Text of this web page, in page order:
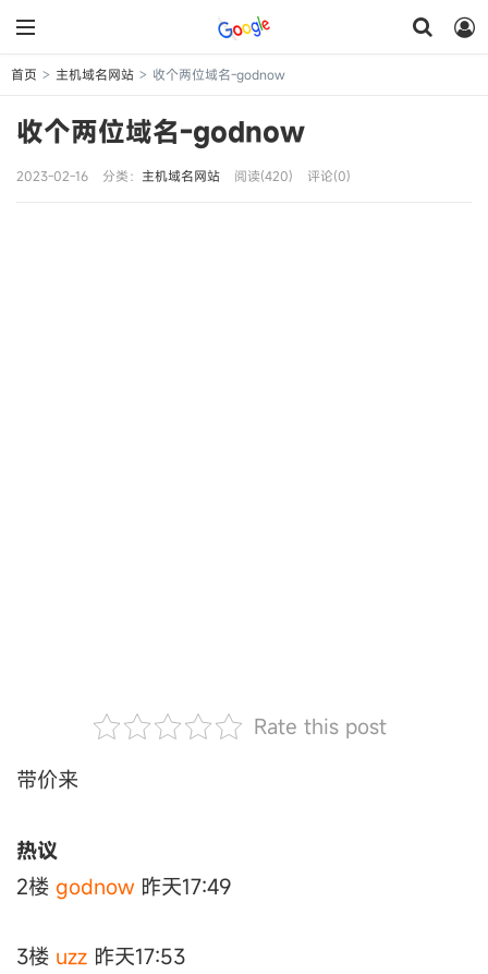
首页 > 主机域名网站 > 收个两位域名-godnow
收个两位域名-godnow
2023-02-16 分类： 主机域名网站 阅读(420) 评论(0)
Rate this post
带价来
热议
2楼 godnow 昨天17:49
3楼 uzz 昨天17:53